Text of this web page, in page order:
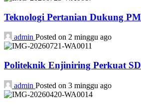
Teknologi Pertanian Dukung
admin Posted on 2 minggu ago
Politeknik Enjiniring Perkuat
admin Posted on 3 minggu ago